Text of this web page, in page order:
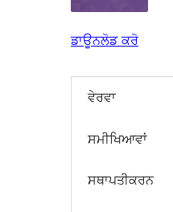
ਡਾਊਨਲੋਡ ਕਰੋ
ਵੇਰਵਾ
ਸਮੀਖਿਆਵਾਂ
ਸਥਾਪਤੀਕਰਨ